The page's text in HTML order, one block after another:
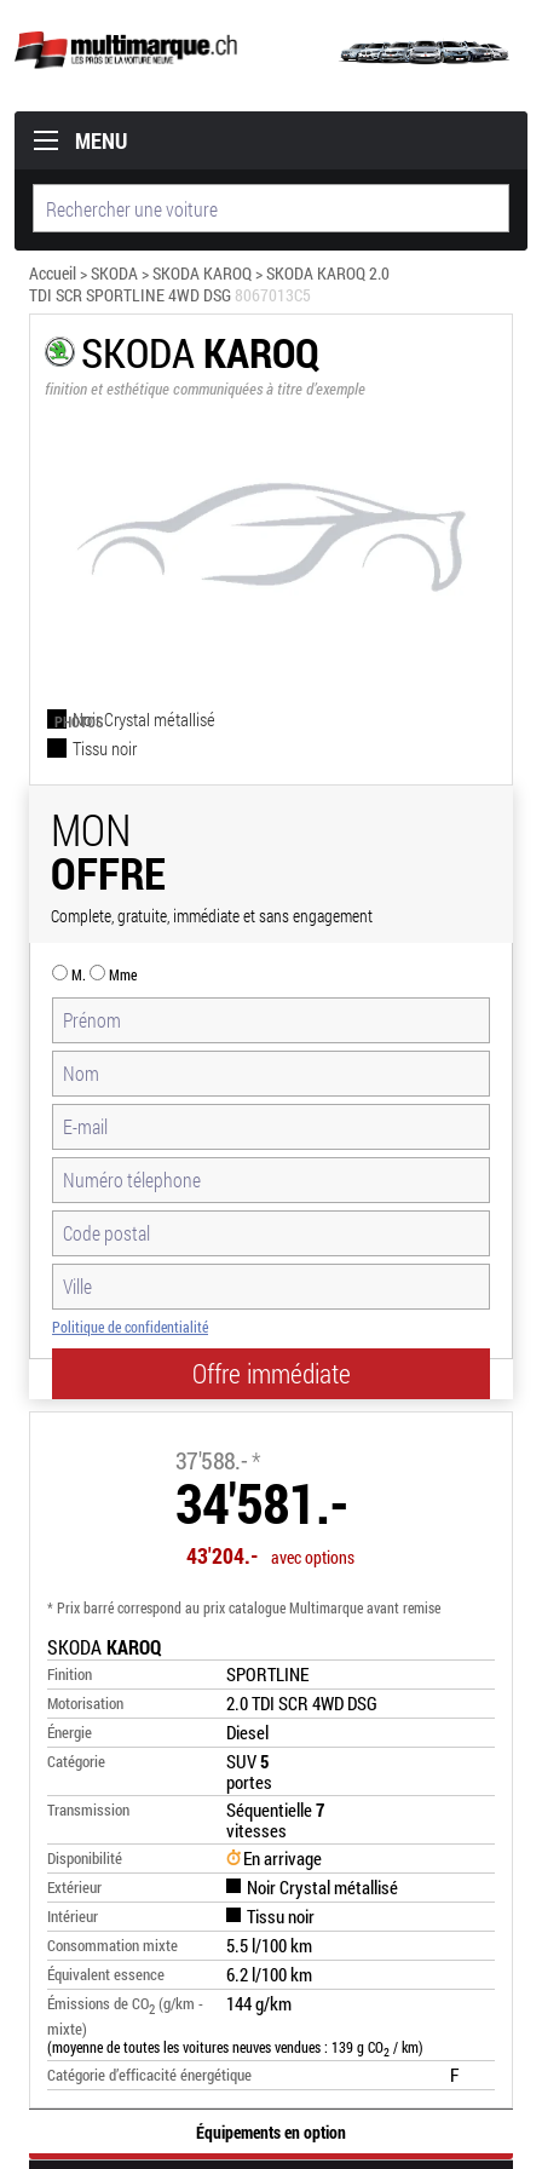
MENU
Accueil>SKODA>SKODA KAROQ> SKODA KAROQ 2.0
TDI SCR SPORTLINE 4WD DSG 8067013C5
SKODAKAROQ
finition et esthétique communiquées à titre d’exemple
PHOTOS
Noir Crystal métallisé
Tissu noir
MON
OFFRE
Complete, gratuite, immédiate et sans engagement
M. Mme
Politique de confidentialité
Équipements en option
37'588.-*
34'581.-
43'204.- avec options
* Prix barré correspond au prix catalogue Multimarque avant remise
SKODAKAROQ
Finition SPORTLINE
Motorisation 2.0 TDI SCR 4WD DSG
Énergie Diesel
Catégorie SUV5
portes
Transmission Séquentielle7
vitesses
Disponibilité En arrivage
Extérieur Noir Crystal métallisé
Intérieur Tissu noir
Consommation mixte 5.5 l/100 km
Équivalent essence 6.2 l/100 km
Émissions de CO2 (g/km -
mixte)
144 g/km
(moyenne de toutes les voitures neuves vendues : 139 g CO2 / km)
Catégorie d’efficacité énergétique F